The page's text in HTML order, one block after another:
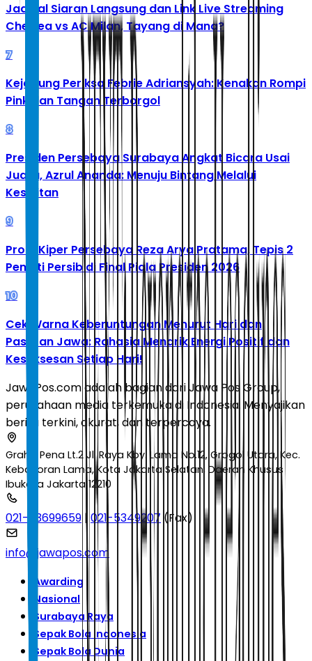
Jadwal Siaran Langsung dan Link Live Streaming
Chelsea vs AC Milan, Tayang di Mana?
7
Kejagung Periksa Febrie Adriansyah: Kenakan Rompi
Pink dan Tangan Terborgol
8
Presiden Persebaya Surabaya Angkat Bicara Usai
Juara, Azrul Ananda: Menuju Bintang Melalui
Kesulitan
9
Profil Kiper Persebaya Reza Arya Pratama, Tepis 2
Penalti Persib di Final Piala Presiden 2026
10
Cek Warna Keberuntungan Menurut Hari dan
Pasaran Jawa: Rahasia Menarik Energi Positif dan
Kesuksesan Setiap Hari!
JawaPos.com adalah bagian dari Jawa Pos Group,
perusahaan media terkemuka di Indonesia. Menyajikan
berita terkini, akurat, dan terpercaya.
Graha Pena Lt.2 Jl. Raya Kby. Lama No.12, Grogol Utara, Kec.
Kebayoran Lama, Kota Jakarta Selatan, Daerah Khusus
Ibukota Jakarta 12210
021-53699659 | 021-5349207 (Fax)
info@jawapos.com
Awarding
Nasional
Surabaya Raya
Sepak Bola Indonesia
Sepak Bola Dunia